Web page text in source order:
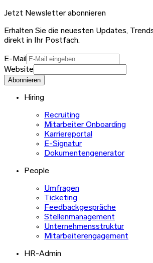
Jetzt Newsletter abonnieren
Erhalten Sie die neuesten Updates,
direkt in Ihr Postfach.
E-Mail
Website
Abonnieren
Hiring
Recruiting
Mitarbeiter Onboarding
Karriereportal
E-Signatur
Dokumentengenerator
People
Umfragen
Ticketing
Feedbackgespräche
Stellenmanagement
Unternehmensstruktur
Mitarbeiterengagement
HR-Admin